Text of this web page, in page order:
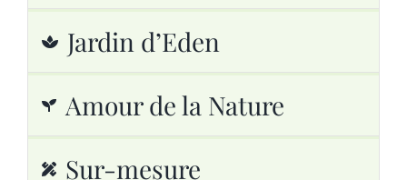
Jardin d’Eden
Amour de la Nature
Sur-mesure